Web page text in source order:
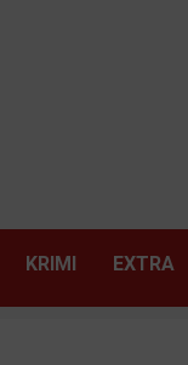
KRIMI EXTRA